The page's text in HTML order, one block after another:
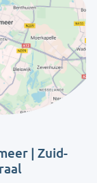
| Zuid-